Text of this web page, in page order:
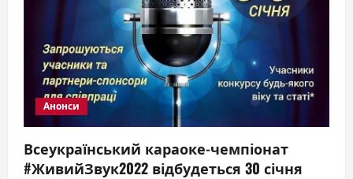
Анонси
Всеукраїнський караоке-чемпіонат
#ЖивийЗвук2022 відбудеться 30 січня